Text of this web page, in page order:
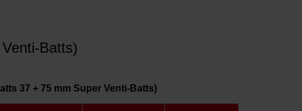
Batts)
37 + 75 mm Super Venti-Batts)